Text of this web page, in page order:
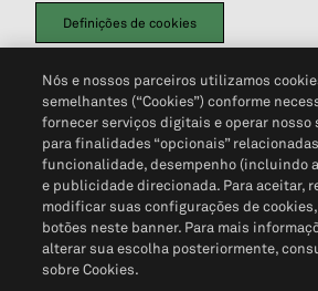
Definições de cookies
Política de PrivacidadePortal de privacidade do
Não Venda Minhas Informações Pessoais©
Nós e nossos parceiros utilizamos
semelhantes (“Cookies”) conforme
fornecer serviços digitais e operar nosso
para finalidades “opcionais”
funcionalidade, desempenho (incluindo
e publicidade direcionada. Para aceitar,
modificar suas configurações de
botões neste banner. Para mais
alterar sua escolha posteriormente,
sobre Cookies.